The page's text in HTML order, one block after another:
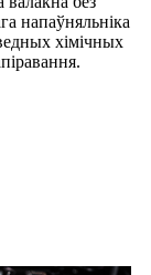
напаўняльніка
хімічных